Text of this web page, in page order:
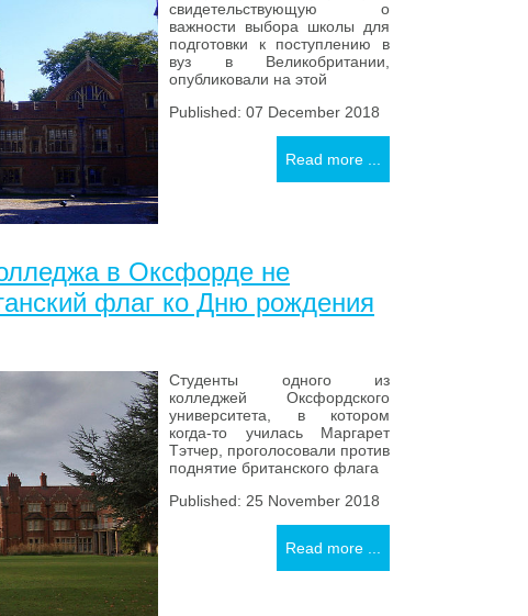
свидетельствующую о
важности выбора школы для
подготовки к поступлению в
вуз в Великобритании,
опубликовали на этой
Published: 07 December 2018
Read more ...
в Оксфорде не
флаг ко Дню рождения
Студенты одного из
колледжей Оксфордского
университета, в котором
когда-то училась Маргарет
Тэтчер, проголосовали против
поднятие британского флага
Published: 25 November 2018
Read more ...